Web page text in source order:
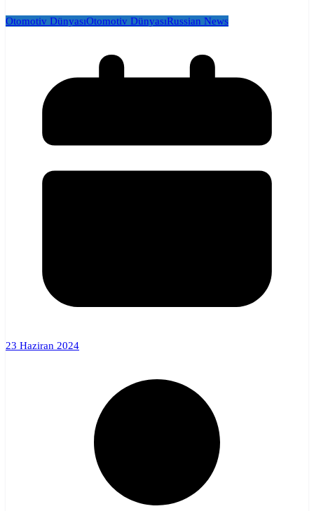
Otomotiv DünyasıOtomotiv DünyasıRussian News
23 Haziran 2024